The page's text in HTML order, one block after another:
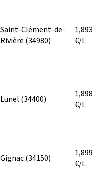
Saint-Clément-de-
Rivière (34980)
1,893
€/L
Lunel (34400)
1,898
€/L
Gignac(34150)
1,899
€/L